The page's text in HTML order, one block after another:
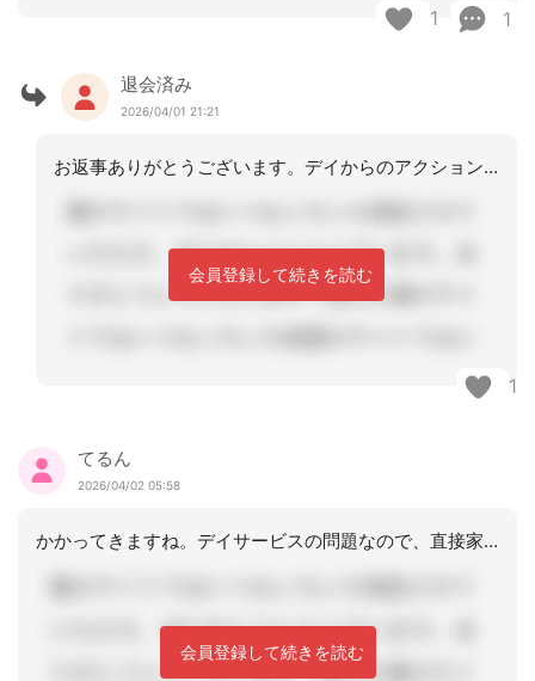
1 1
退会済み
2026/04/01 21:21
お返事ありがとうございます。デイからのアクション何もなかった事で、私は、今猛烈に
会員登録して続きを読む
1
てるん
2026/04/02 05:58
かかってきますね。デイサービスの問題なので、直接家族とやりとりしてもらいますね。
会員登録して続きを読む